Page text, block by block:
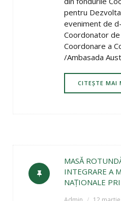
pentru
eveniment de
Coordonator
Coordonare a
/Ambasada
CITEȘTE MAI
MASĂ
INTEGRARE A
NAŢIONALE